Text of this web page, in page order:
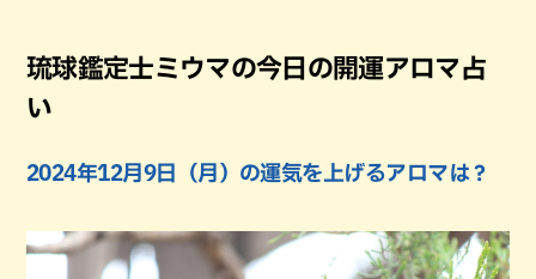
琉球鑑定士ミウマの今日の開運アロマ占
い
2024年12月9日（月）の運気を上げるアロマは？